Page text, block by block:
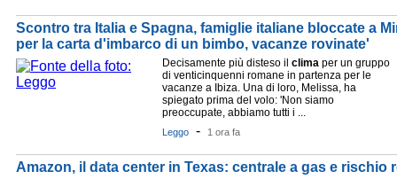
Scontro tra Italia e Spagna, famiglie italiane bloccate a
per la carta d'imbarco di un bimbo, vacanze rovinate'
Decisamente più disteso il clima per un gruppo
di venticinquenni romane in partenza per le
vacanze a Ibiza. Una di loro, Melissa, ha
spiegato prima del volo: 'Non siamo
preoccupate, abbiamo tutti i ...
Leggo - 1 ora fa
Amazon, il data center in Texas: centrale a gas e rischio